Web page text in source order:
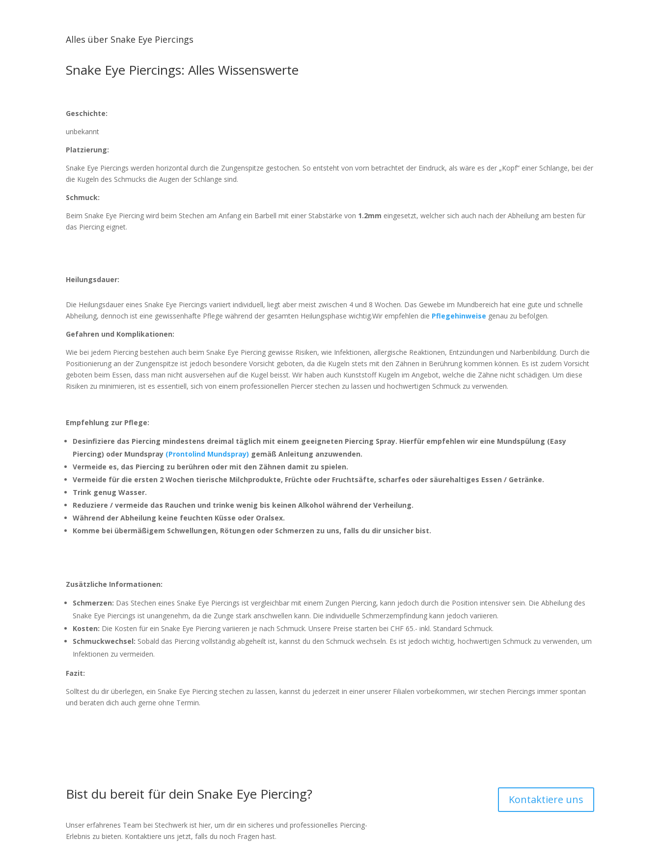
Alles über Snake Eye Piercings
Snake Eye Piercings: Alles Wissenswerte
Geschichte:
unbekannt
Platzierung:
Snake Eye Piercings werden horizontal durch die Zungenspitze gestochen. So entsteht von vorn betrachtet der Eindruck, als wäre es der „Kopf“ einer Schlange, bei der
die Kugeln des Schmucks die Augen der Schlange sind.
Schmuck:
Beim Snake Eye Piercing wird beim Stechen am Anfang ein Barbell mit einer Stabstärke von 1.2mm eingesetzt, welcher sich auch nach der Abheilung am besten für
das Piercing eignet.
Heilungsdauer:
Die Heilungsdauer eines Snake Eye Piercings variiert individuell, liegt aber meist zwischen 4 und 8 Wochen. Das Gewebe im Mundbereich hat eine gute und schnelle
Abheilung, dennoch ist eine gewissenhafte Pflege während der gesamten Heilungsphase wichtig.Wir empfehlen die Pflegehinweise genau zu befolgen.
Gefahren und Komplikationen:
Wie bei jedem Piercing bestehen auch beim Snake Eye Piercing gewisse Risiken, wie Infektionen, allergische Reaktionen, Entzündungen und Narbenbildung. Durch die
Positionierung an der Zungenspitze ist jedoch besondere Vorsicht geboten, da die Kugeln stets mit den Zähnen in Berührung kommen können. Es ist zudem Vorsicht
geboten beim Essen, dass man nicht ausversehen auf die Kugel beisst. Wir haben auch Kunststoff Kugeln im Angebot, welche die Zähne nicht schädigen. Um diese
Risiken zu minimieren, ist es essentiell, sich von einem professionellen Piercer stechen zu lassen und hochwertigen Schmuck zu verwenden.
Empfehlung zur Pflege:
Desinfiziere das Piercing mindestens dreimal täglich mit einem geeigneten Piercing Spray. Hierfür empfehlen wir eine Mundspülung (Easy
Piercing) oder Mundspray (Prontolind Mundspray) gemäß Anleitung anzuwenden.
Vermeide es, das Piercing zu berühren oder mit den Zähnen damit zu spielen.
Vermeide für die ersten 2 Wochen tierische Milchprodukte, Früchte oder Fruchtsäfte, scharfes oder säurehaltiges Essen / Getränke.
Trink genug Wasser.
Reduziere / vermeide das Rauchen und trinke wenig bis keinen Alkohol während der Verheilung.
Während der Abheilung keine feuchten Küsse oder Oralsex.
Komme bei übermäßigem Schwellungen, Rötungen oder Schmerzen zu uns, falls du dir unsicher bist.
Zusätzliche Informationen:
Schmerzen: Das Stechen eines Snake Eye Piercings ist vergleichbar mit einem Zungen Piercing, kann jedoch durch die Position intensiver sein. Die Abheilung des
Snake Eye Piercings ist unangenehm, da die Zunge stark anschwellen kann. Die individuelle Schmerzempfindung kann jedoch variieren.
Kosten: Die Kosten für ein Snake Eye Piercing variieren je nach Schmuck. Unsere Preise starten bei CHF 65.- inkl. Standard Schmuck.
Schmuckwechsel: Sobald das Piercing vollständig abgeheilt ist, kannst du den Schmuck wechseln. Es ist jedoch wichtig, hochwertigen Schmuck zu verwenden, um
Infektionen zu vermeiden.
Fazit:
Solltest du dir überlegen, ein Snake Eye Piercing stechen zu lassen, kannst du jederzeit in einer unserer Filialen vorbeikommen, wir stechen Piercings immer spontan
und beraten dich auch gerne ohne Termin.
Bist du bereit für dein Snake Eye Piercing?
Unser erfahrenes Team bei Stechwerk ist hier, um dir ein sicheres und professionelles Piercing-
Erlebnis zu bieten. Kontaktiere uns jetzt, falls du noch Fragen hast.
Kontaktiere uns